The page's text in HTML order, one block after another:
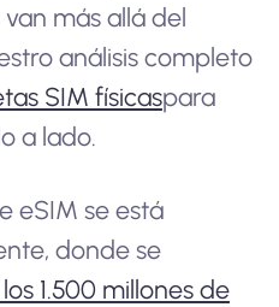
más allá del
análisis completo
SIM físicaspara
a lado.
eSIM se está
donde se
1.500 millones de